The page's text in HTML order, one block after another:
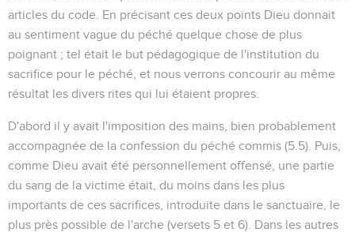
articles du code. En précisant ces deux points Dieu donnait
au sentiment vague du péché quelque chose de plus
poignant ; tel était le but pédagogique de l'institution du
sacrifice pour le péché, et nous verrons concourir au même
résultat les divers rites qui lui étaient propres.
D'abord il y avait l'imposition des mains, bien probablement
accompagnée de la confession du péché commis (5.5). Puis,
comme Dieu avait été personnellement offensé, une partie
du sang de la victime était, du moins dans les plus
importants de ces sacrifices, introduite dans le sanctuaire, le
plus près possible de l'arche (versets 5 et 6). Dans les autres